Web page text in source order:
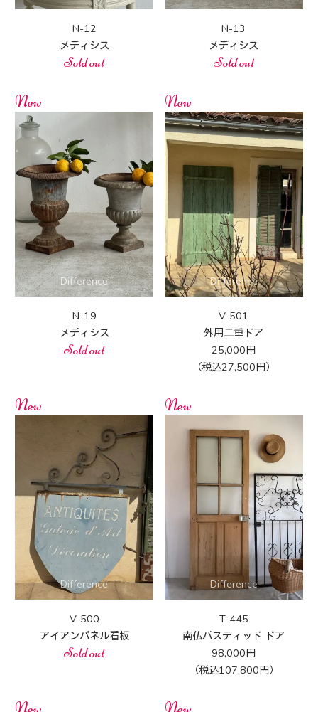
N-12
メディシス
Sold out
N-13
メディシス
Sold out
New
N-19
メディシス
Sold out
New
V-501
外用二重ドア
25,000円
（税込27,500円）
New
V-500
アイアンパネル看板
Sold out
New
T-445
南仏バスティッド ドア
98,000円
（税込107,800円）